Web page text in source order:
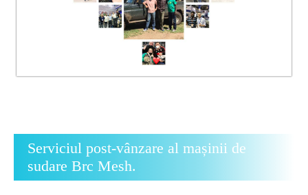
Serviciul post-vânzare al mașinii de
sudare Brc Mesh.